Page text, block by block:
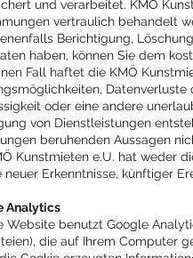
und verarbeitet. KMÖ
vertraulich behandelt
Berichtigung,
haben, können Sie dem
Fall haftet die KMÖ
oder eine andere
von Dienstleistungen
beruhenden Aussagen
Kunstmieten e.U. hat weder
neuer Erkenntnisse, künftiger
Analytics
Website benutzt Google
die auf Ihrem Computer